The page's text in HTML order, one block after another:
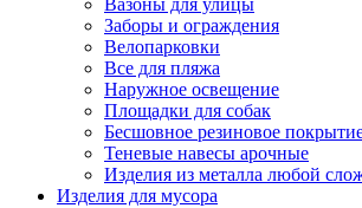
Вазоны для улицы
Заборы и ограждения
Велопарковки
Все для пляжа
Наружное освещение
Площадки для собак
Бесшовное резиновое
Теневые навесы арочные
Изделия из металла любой
Изделия для мусора